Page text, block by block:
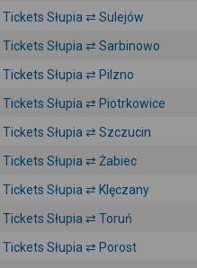
Tickets Słupia ⇄ Sulejów
Tickets Słupia ⇄ Sarbinowo
Tickets Słupia ⇄ Pilzno
Tickets Słupia ⇄ Piotrkowice
Tickets Słupia ⇄ Szczucin
Tickets Słupia ⇄ Żabiec
Tickets Słupia ⇄ Klęczany
Tickets Słupia ⇄ Toruń
Tickets Słupia ⇄ Porost